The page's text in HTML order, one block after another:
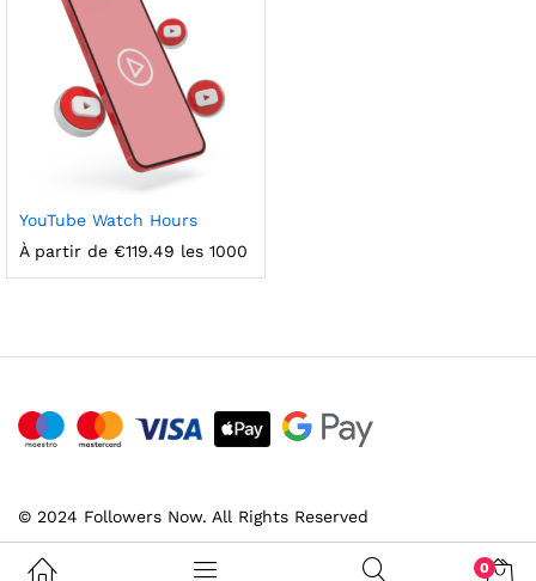
YouTube Watch Hours
À partir de €119.49 les 1000
© 2024 Followers Now. All Rights Reserved
0